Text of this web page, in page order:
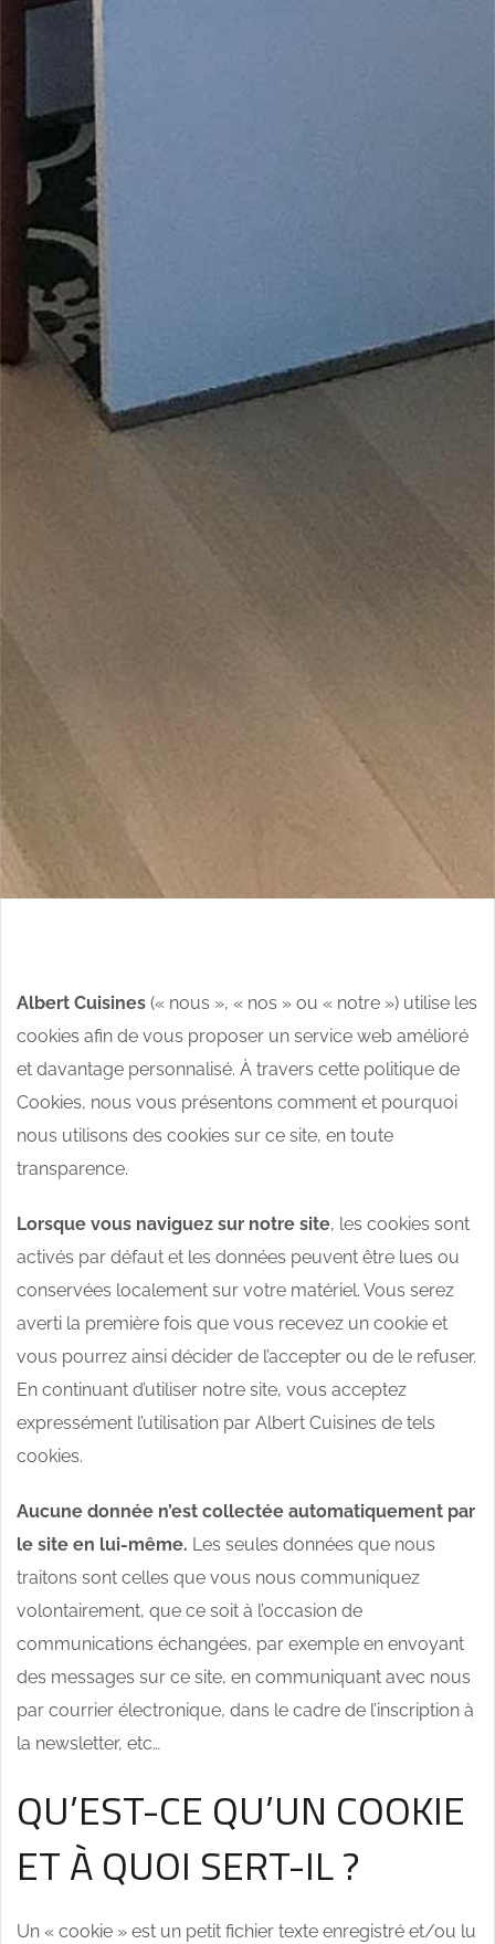
Albert Cuisines (« nous », « nos » ou « notre ») utilise les
cookies afin de vous proposer un service web amélioré
et davantage personnalisé. À travers cette politique de
Cookies, nous vous présentons comment et pourquoi
nous utilisons des cookies sur ce site, en toute
transparence.
Lorsque vous naviguez sur notre site, les cookies sont
activés par défaut et les données peuvent être lues ou
conservées localement sur votre matériel. Vous serez
averti la première fois que vous recevez un cookie et
vous pourrez ainsi décider de l’accepter ou de le refuser.
En continuant d’utiliser notre site, vous acceptez
expressément l’utilisation par Albert Cuisines de tels
cookies.
Aucune donnée n’est collectée automatiquement par
le site en lui-même. Les seules données que nous
traitons sont celles que vous nous communiquez
volontairement, que ce soit à l’occasion de
communications échangées, par exemple en envoyant
des messages sur ce site, en communiquant avec nous
par courrier électronique, dans le cadre de l’inscription à
la newsletter, etc…
QU’EST-CE QU’UN COOKIE
ET À QUOI SERT-IL ?
Un « cookie » est un petit fichier texte enregistré et/ou lu